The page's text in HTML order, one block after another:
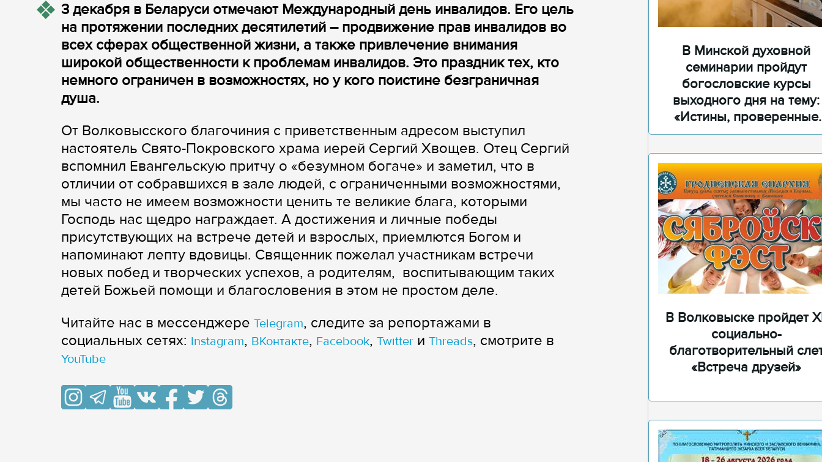
3 декабря в Беларуси отмечают Международный день инвалидов. Его цель
на протяжении последних десятилетий – продвижение прав инвалидов во
всех сферах общественной жизни, а также привлечение внимания
широкой общественности к проблемам инвалидов. Это праздник тех, кто
немного ограничен в возможностях, но у кого поистине безграничная
душа.
От Волковысского благочиния с приветственным адресом выступил
настоятель Свято-Покровского храма иерей Сергий Хвощев. Отец Сергий
вспомнил Евангельскую притчу о «безумном богаче» и заметил, что в
отличии от собравшихся в зале людей, с ограниченными возможностями,
мы часто не имеем возможности ценить те великие блага, которыми
Господь нас щедро награждает. А достижения и личные победы
присутствующих на встрече детей и взрослых, приемлются Богом и
напоминают лепту вдовицы. Священник пожелал участникам встречи
новых побед и творческих успехов, а родителям, воспитывающим таких
детей Божьей помощи и благословения в этом не простом деле.
Читайте нас в мессенджере Telegram, следите за репортажами в
cоциальных сетях: Instagram, ВКонтакте, Facebook, Twitter и Threads, смотрите в
YouTube
В Минской духовной
семинарии пройдут
богословские курсы
выходного дня на тему:
«Истины, проверенные
временем»
В Волковыске пройдет
социально-
благотворительный
«Встреча друзей»